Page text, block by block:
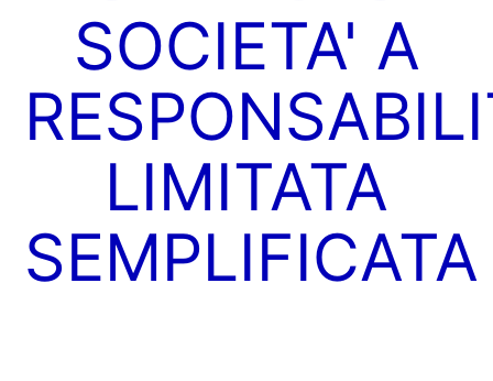
SOCIETA' A
LIMITATA
SEMPLIFICATA